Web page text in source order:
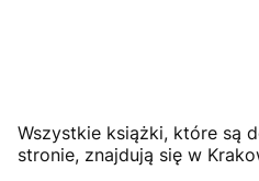
Wszystkie książki, które są
stronie, znajdują się w